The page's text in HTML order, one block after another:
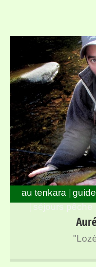
Guide de pêche à la
l’ensemble
au tenkara
séjours pêche